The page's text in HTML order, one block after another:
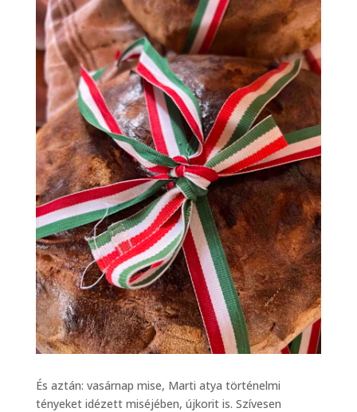
És aztán: vasárnap mise, Marti atya történelmi
tényeket idézett miséjében, újkorit is. Szívesen